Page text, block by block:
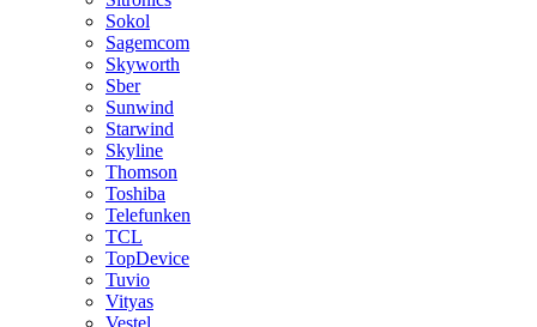
Sokol
Sagemcom
Skyworth
Sber
Sunwind
Starwind
Skyline
Thomson
Toshiba
Telefunken
TCL
TopDevice
Tuvio
Vityas
Vestel